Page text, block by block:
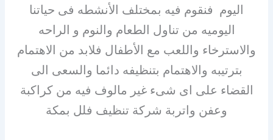
اليوم فنقوم فيه بمختلف الأنشطه فى حياتنا
اليوميه من تناول الطعام والنوم و الراحه
والاسترخاء واللعب مع الأطفال فلابد من الاهتمام
بترتيبه والاهتمام بتنظيفه دائما والسعى الى
القضاء على اى شىء غير مالوف فيه من كراكبة
وعفن واتربة شركة تنظيف فلل بمكة